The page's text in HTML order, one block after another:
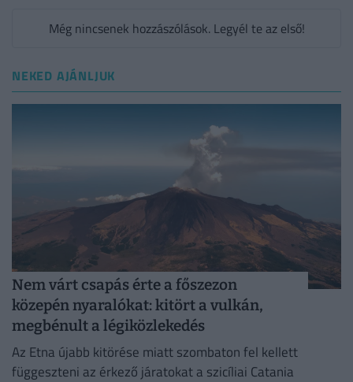
Még nincsenek hozzászólások. Legyél te az első!
NEKED AJÁNLJUK
Nem várt csapás érte a főszezon
közepén nyaralókat: kitört a vulkán,
megbénult a légiközlekedés
Az Etna újabb kitörése miatt szombaton fel kellett
függeszteni az érkező járatokat a szicíliai Catania